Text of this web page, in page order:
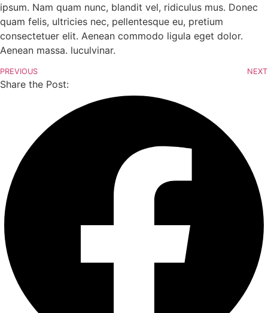
ipsum. Nam quam nunc, blandit vel, ridiculus mus. Donec
quam felis, ultricies nec, pellentesque eu, pretium
consectetuer elit. Aenean commodo ligula eget dolor.
Aenean massa. luculvinar.
PREVIOUS NEXT
Share the Post: